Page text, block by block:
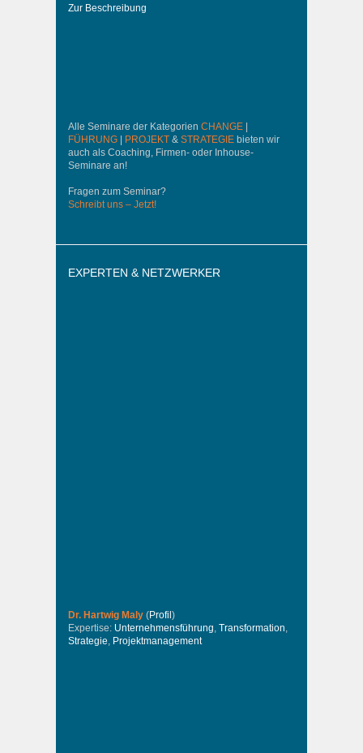
Zur Beschreibung
Alle Seminare der Kategorien CHANGE
FÜHRUNG
PROJEKT & STRATEGIE bieten wir
auch als Coaching, Firmen- oder Inhouse-
Seminare an!
Fragen zum Seminar?
Schreibt uns – Jetzt!
EXPERTEN & NETZWERKER
Dr. Hartwig Maly (Profil)
Expertise: Unternehmensführung Transformation
Strategie Projektmanagement